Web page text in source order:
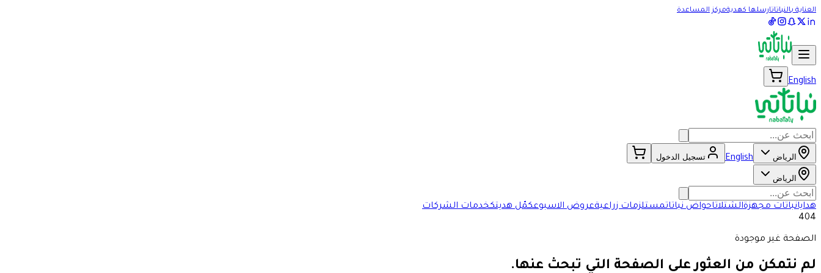
العناية بالنباتاتارسلها كهديةمركز المساعدة
English
الرياض English تسجيل الدخول
الرياض
هدايانباتات مجهزةالشتلاتاحواض نباتاتمستلزمات زراعيةعروض الاسبوعكمّل هديتكخدمات الشركات
404
الصفحة غير موجودة
لم نتمكن من العثور على الصفحة التي تبحث عنها.